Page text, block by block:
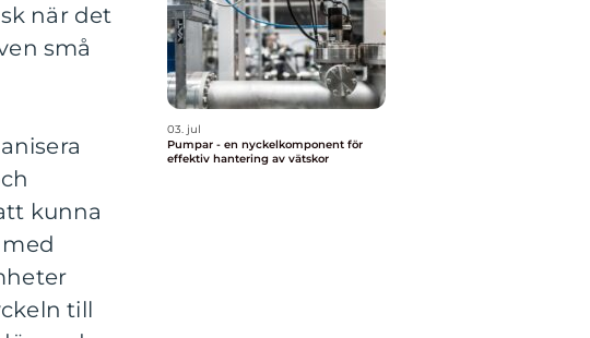
när det
små
kunna
till
03. jul
Pumpar - en nyckelkomponent för
effektiv hantering av vätskor